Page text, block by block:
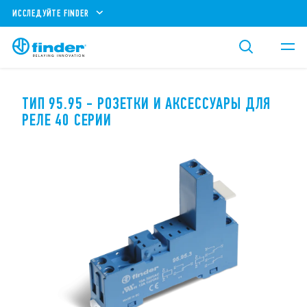
ИССЛЕДУЙТЕ FINDER
ТИП 95.95 - РOЗEТКИ И AКСEССУAРЫ ДЛЯ
РEЛE 40 СEРИИ